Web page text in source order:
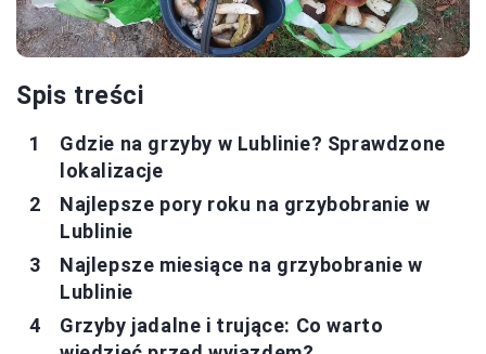
Spis treści
Gdzie na grzyby w Lublinie? Sprawdzone
lokalizacje
Najlepsze pory roku na grzybobranie w
Lublinie
Najlepsze miesiące na grzybobranie w
Lublinie
Grzyby jadalne i trujące: Co warto